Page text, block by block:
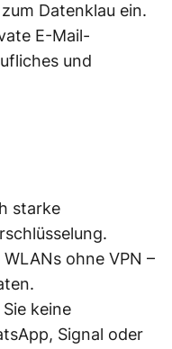
Datenklau ein.
E-Mail-
und
starke
ohne VPN –
keine
Signal oder